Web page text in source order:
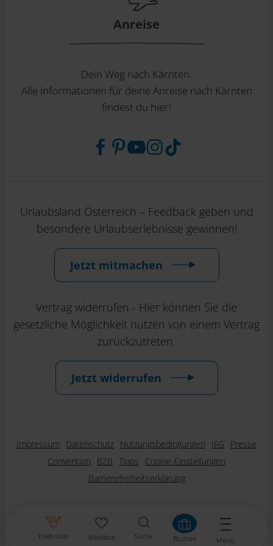
Erlebnisse Merkliste Suche Buchen Menü
Anreise
Dein Weg nach Kärnten.
Alle Informationen für deine Anreise nach Kärnten
findest du hier!
Urlaubsland Österreich – Feedback geben und
besondere Urlaubserlebnisse gewinnen!
Jetzt mitmachen
Vertrag widerrufen - Hier können Sie die
gesetzliche Möglichkeit nutzen von einem Vertrag
zurückzutreten.
Jetzt widerrufen
Impressum Datenschutz Nutzungsbedingungen IFG
Presse
Convention
B2B Tipps
Cookie-Einstellungen
Barrierefreiheitserklärung